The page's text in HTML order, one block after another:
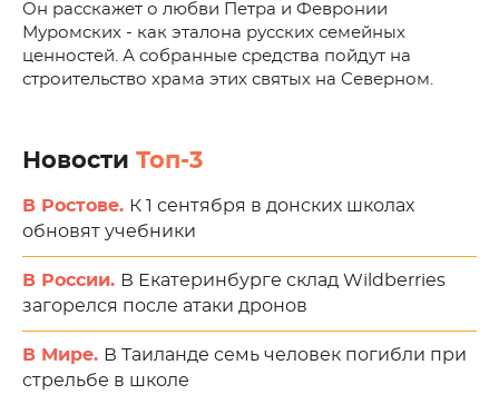
Он расскажет о любви Петра и Февронии
Муромских - как эталона русских семейных
ценностей. А собранные средства пойдут на
строительство храма этих святых на Северном.
Новости Топ-3
В Ростове. К 1 сентября в донских школах
обновят учебники
В России. В Екатеринбурге склад Wildberries
загорелся после атаки дронов
В Мире. В Таиланде семь человек погибли при
стрельбе в школе